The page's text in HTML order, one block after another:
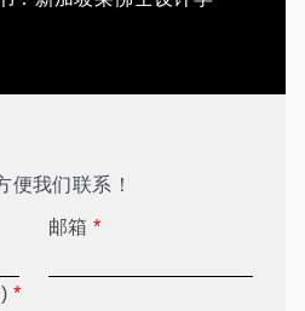
便我们联系！
邮箱*
*